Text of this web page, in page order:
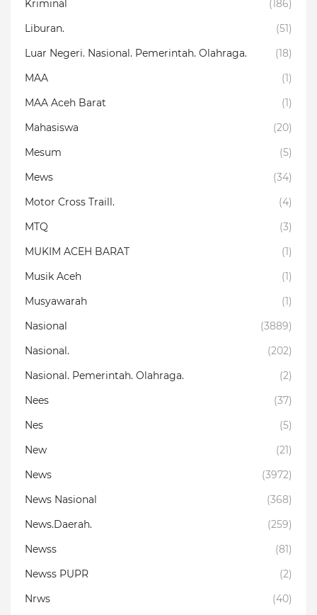
Kriminal
(186)
Liburan.
(51)
Luar Negeri. Nasional. Pemerintah. Olahraga.
(18)
MAA
(1)
MAA Aceh Barat
(1)
Mahasiswa
(20)
Mesum
(5)
Mews
(34)
Motor Cross Traill.
(4)
MTQ
(3)
MUKIM ACEH BARAT
(1)
Musik Aceh
(1)
Musyawarah
(1)
Nasional
(3889)
Nasional.
(202)
Nasional. Pemerintah. Olahraga.
(2)
Nees
(37)
Nes
(5)
New
(21)
News
(3972)
News Nasional
(368)
News.Daerah.
(259)
Newss
(81)
Newss PUPR
(2)
Nrws
(40)